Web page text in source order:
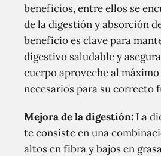
beneficios, entre ellos se
de la digestión y absorción
beneficio es clave para
digestivo saludable y
cuerpo aproveche al
necesarios para su correcto
Mejora de la digestión: La
te consiste en una
altos en fibra y bajos en